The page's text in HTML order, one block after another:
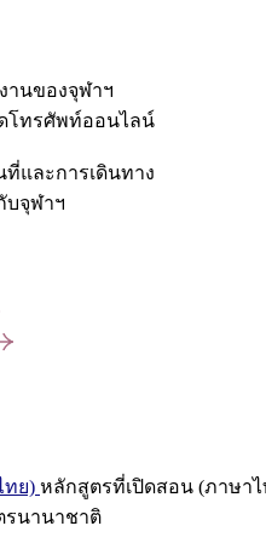
านของจุฬาฯ
โทรศัพท์ออนไลน์
ที่และการเดินทาง
บจุฬาฯ
ทย) หลักสูตรที่เปิดสอน (ภาษาไ
รนานาชาติ